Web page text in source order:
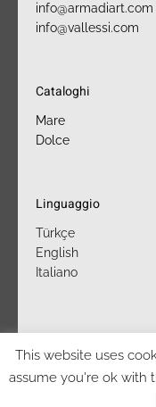
info@armadiart.com
info@vallessi.com
Cataloghi
Mare
Dolce
Linguaggio
Türkçe
English
Italiano
azienda
This website uses
assume you're ok with